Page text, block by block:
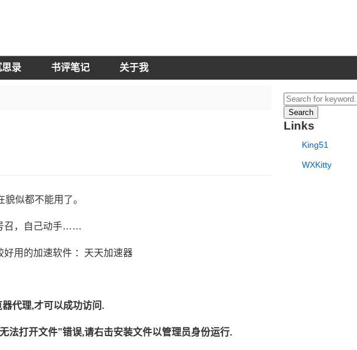
思录 书评笔记 关于我
似都不能用了。
召，自己动手……
用的加速软件 ：天天加速器
代理,才可以成功访问.
法打开文件”错误,请右击安装文件以管理员身份运行.
Search
Links
King51
WXKitty